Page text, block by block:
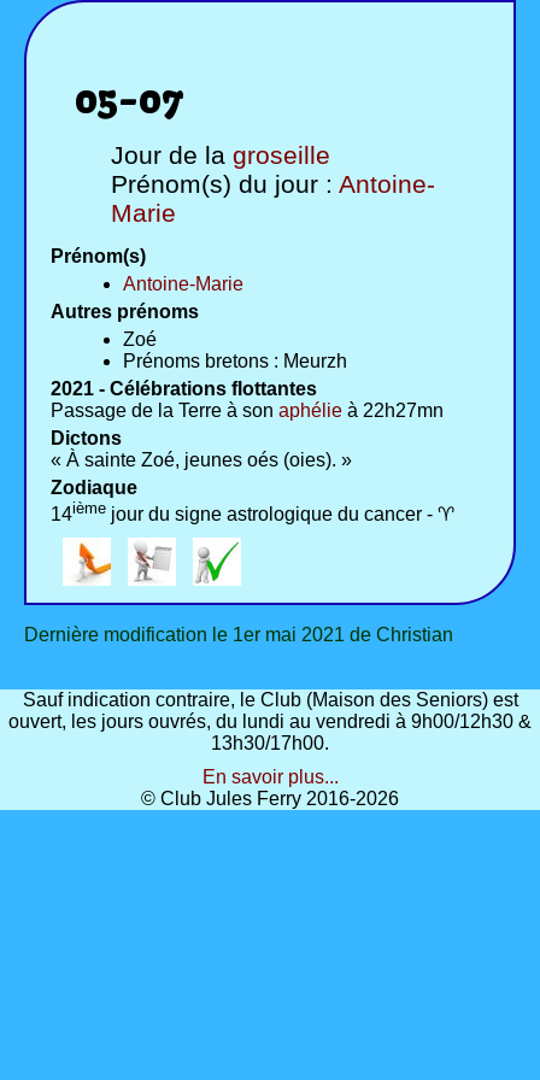
05-07
Jour de la groseille
Prénom(s) du jour : Antoine-
Marie
Prénom(s)
Antoine-Marie
Autres prénoms
Zoé
Prénoms bretons : Meurzh
2021 - Célébrations flottantes
Passage de la Terre à son aphélie à 22h27mn
Dictons
« À sainte Zoé, jeunes oés (oies). »
Zodiaque
14ième jour du signe astrologique du cancer - ♈
Dernière modification le 1er mai 2021 de Christian
Sauf indication contraire, le Club (Maison des Seniors) est
ouvert, les jours ouvrés, du lundi au vendredi à 9h00/12h30 &
13h30/17h00.
En savoir plus...
© Club Jules Ferry 2016-2026